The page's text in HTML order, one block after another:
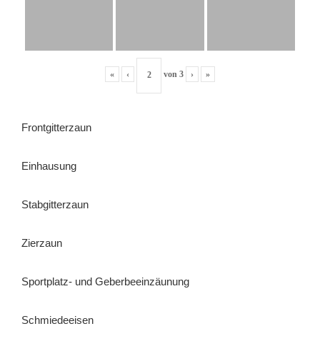
« ‹ von 3 › »
Frontgitterzaun
Einhausung
Stabgitterzaun
Zierzaun
Sportplatz- und Geberbeeinzäunung
Schmiedeeisen